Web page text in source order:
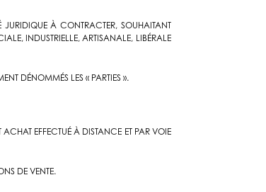
JURIDIQUE À CONTRACTER, SOUHAITANT
INDUSTRIELLE, ARTISANALE, LIBÉRALE
DÉNOMMÉS LES « PARTIES ».
ACHAT EFFECTUÉ À DISTANCE ET PAR VOIE
DE VENTE.